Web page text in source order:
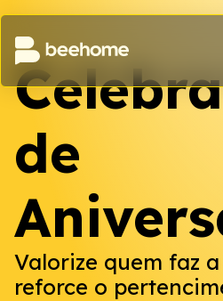
de
Valorize quem faz
reforce o